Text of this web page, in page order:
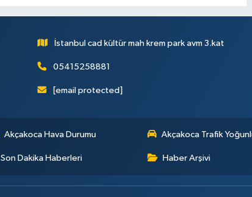
İstanbul cad kültür mah krem park avm 3.kat
05415258881
[email protected]
Akçakoca Hava Durumu Akçakoca Trafik
Son Dakika Haberleri Haber Arşivi